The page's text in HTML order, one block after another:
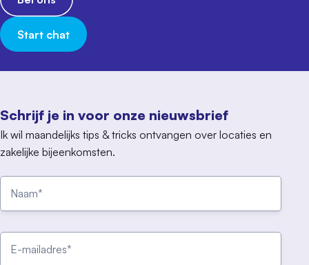
Schrijf je in voor onze nieuwsbrief
Ik wil maandelijks tips & tricks ontvangen over locaties en
zakelijke bijeenkomsten.
Start chat